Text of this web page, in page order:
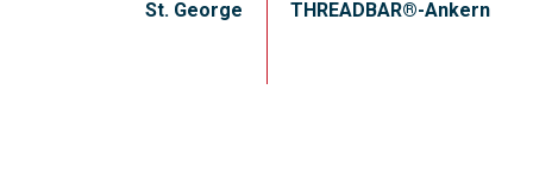
St. George
THREADBAR®-Ankern